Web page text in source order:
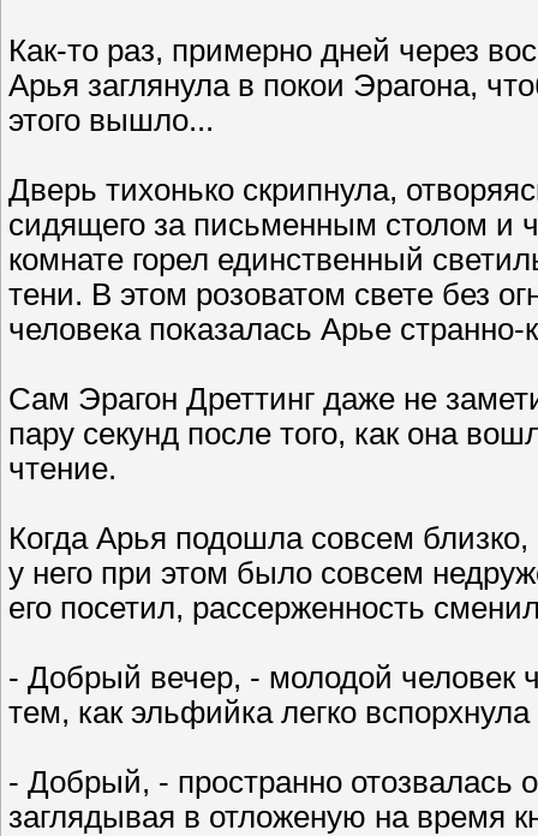
Как-то раз, примерно дней через
Арья заглянула в покои Эрагона,
этого вышло...
Дверь тихонько скрипнула,
сидящего за письменным столом и
комнате горел единственный
тени. В этом розоватом свете без
человека показалась Арье странно-
Сам Эрагон Дреттинг даже не
пару секунд после того, как она
чтение.
Когда Арья подошла совсем
у него при этом было совсем
его посетил, рассерженность
- Добрый вечер, - молодой человек
тем, как эльфийка легко вспорхнула
- Добрый, - пространно отозвалась
заглядывая в отложеную на время